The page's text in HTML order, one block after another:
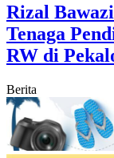
Rizal
Tenaga
RW di
Berita